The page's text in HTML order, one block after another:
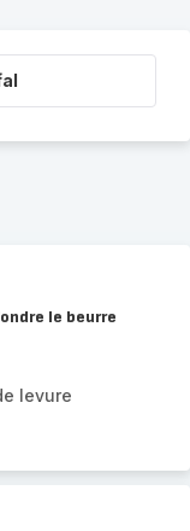
le beurre
levure